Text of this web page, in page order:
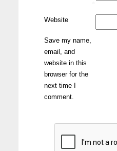
Website
Save my name,
email, and
website in this
browser for the
next time I
comment.